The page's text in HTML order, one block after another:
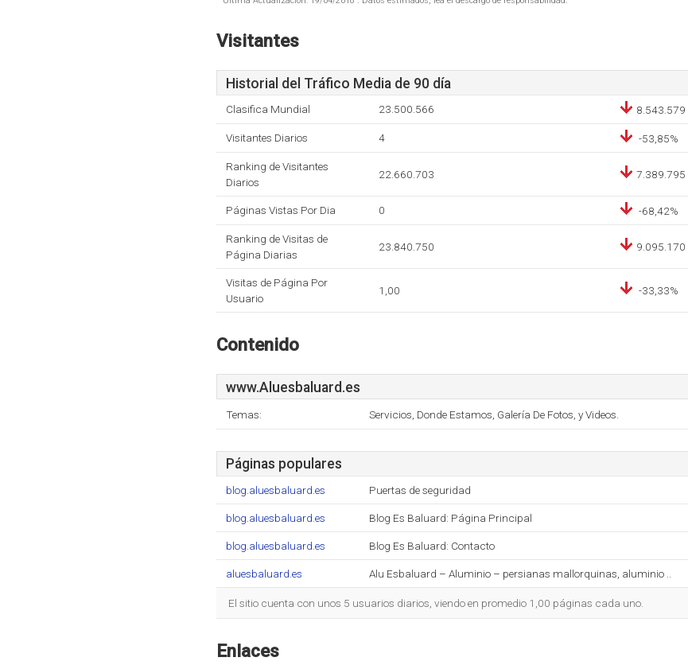
Visitantes
Historial del Tráfico Media de 90 día
Clasifica Mundial 23.500.566 8.543.579
Visitantes Diarios 4 -53,85%
Ranking de Visitantes
Diarios
22.660.703 7.389.795
Páginas Vistas Por Dia 0 -68,42%
Ranking de Visitas de
Página Diarias
23.840.750 9.095.170
Visitas de Página Por
Usuario
1,00 -33,33%
Contenido
www.Aluesbaluard.es
Temas: Servicios, Donde Estamos, Galería De Fotos, y Videos.
Páginas populares
blog.aluesbaluard.es Puertas de seguridad
blog.aluesbaluard.es Blog Es Baluard: Página Principal
blog.aluesbaluard.es Blog Es Baluard: Contacto
aluesbaluard.es Alu Esbaluard – Aluminio – persianas mallorquinas, aluminio ..
El sitio cuenta con unos 5 usuarios diarios, viendo en promedio 1,00 páginas cada uno.
Enlaces